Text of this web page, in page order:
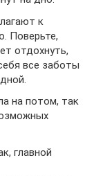
к
Поверьте,
отдохнуть,
все заботы
на потом, так
главной